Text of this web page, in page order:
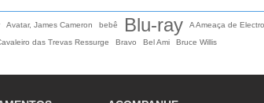
Avatar, James Cameron bebê Blu-ray
A Ameaça de Electro
das Trevas Ressurge Bravo Bel Ami Bruce Willis